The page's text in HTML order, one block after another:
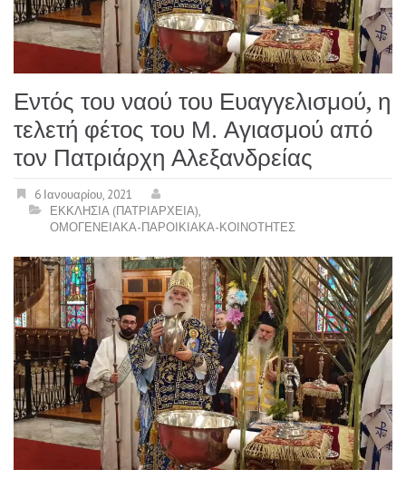
Εντός του ναού του Ευαγγελισμού, η
τελετή φέτος του Μ. Αγιασμού από
τον Πατριάρχη Αλεξανδρείας
6 Ιανουαρίου, 2021
ΕΚΚΛΗΣΙΑ (ΠΑΤΡΙΑΡΧΕΙΑ),
ΟΜΟΓΕΝΕΙΑΚΑ-ΠΑΡΟΙΚΙΑΚΑ-ΚΟΙΝΟΤΗΤΕΣ